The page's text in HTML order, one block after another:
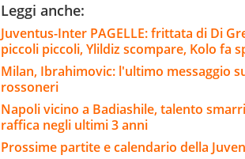
Leggi anche:
Juventus-Inter PAGELLE: frittata di Di
piccoli piccoli, Ylildiz scompare, Kolo fa
Milan, Ibrahimovic: l'ultimo messaggio
rossoneri
Napoli vicino a Badiashile, talento
raffica negli ultimi 3 anni
Prossime partite e calendario della